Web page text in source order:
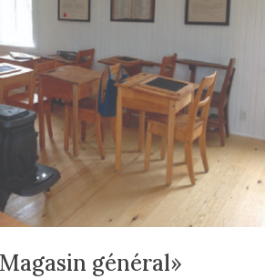
général»